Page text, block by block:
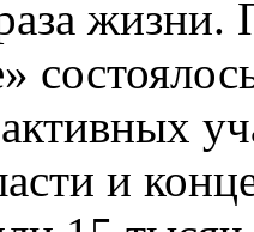
жизни.
и